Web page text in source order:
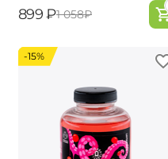
‍899‍ ₽‍1 058‍₽
-15%